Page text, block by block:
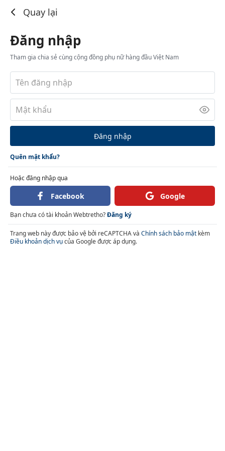
Quay lại
Đăng nhập
Tham gia chia sẻ cùng cộng đồng phụ nữ hàng đầu Việt Nam
Đăng nhập
Quên mật khẩu?
Hoặc đăng nhập qua
Facebook Google
Bạn chưa có tài khoản Webtretho?Đăng ký
Trang web này được bảo vệ bởi reCAPTCHA và Chính sách bảo mật kèm
Điều khoản dịch vụcủa Google được áp dụng.